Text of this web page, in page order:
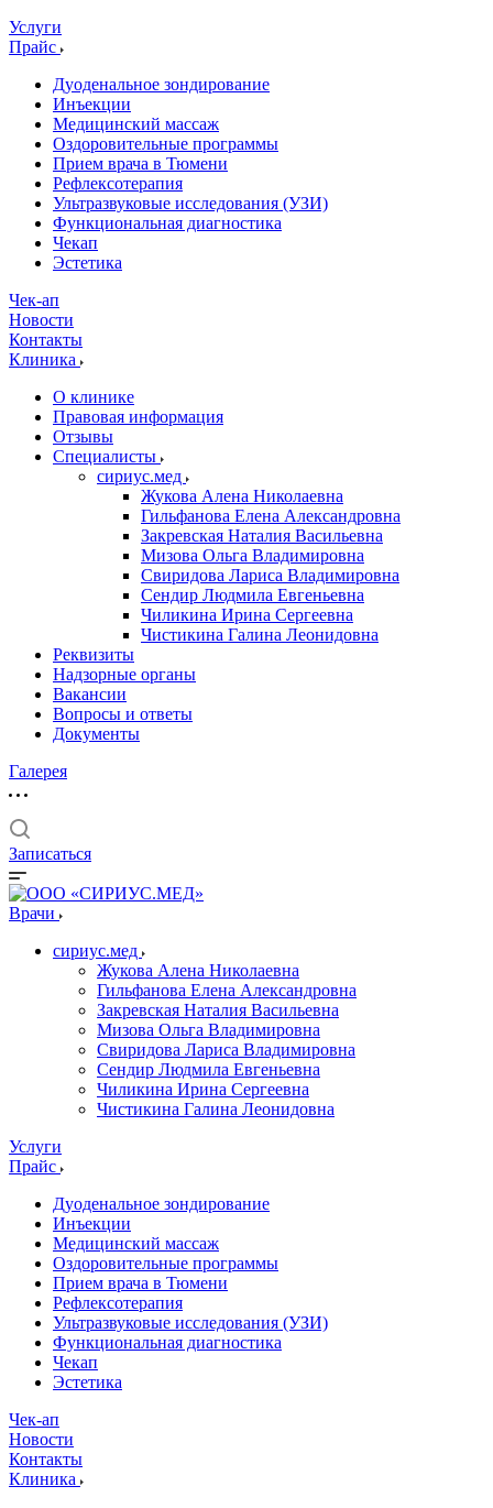
Услуги
Прайс
Дуоденальное зондирование
Инъекции
Медицинский массаж
Оздоровительные программы
Прием врача в Тюмени
Рефлексотерапия
Ультразвуковые исследования (УЗИ)
Функциональная диагностика
Чекап
Эстетика
Чек-ап
Новости
Контакты
Клиника
О клинике
Правовая информация
Отзывы
Специалисты
сириус.мед
Жукова Алена Николаевна
Гильфанова Елена Александровна
Закревская Наталия Васильевна
Мизова Ольга Владимировна
Свиридова Лариса Владимировна
Сендир Людмила Евгеньевна
Чиликина Ирина Сергеевна
Чистикина Галина Леонидовна
Реквизиты
Надзорные органы
Вакансии
Вопросы и ответы
Документы
Галерея
Записаться
Врачи
сириус.мед
Жукова Алена Николаевна
Гильфанова Елена Александровна
Закревская Наталия Васильевна
Мизова Ольга Владимировна
Свиридова Лариса Владимировна
Сендир Людмила Евгеньевна
Чиликина Ирина Сергеевна
Чистикина Галина Леонидовна
Услуги
Прайс
Дуоденальное зондирование
Инъекции
Медицинский массаж
Оздоровительные программы
Прием врача в Тюмени
Рефлексотерапия
Ультразвуковые исследования (УЗИ)
Функциональная диагностика
Чекап
Эстетика
Чек-ап
Новости
Контакты
Клиника